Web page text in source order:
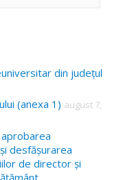
din județul
(anexa 1) august 7,
desfășurarea
de director și